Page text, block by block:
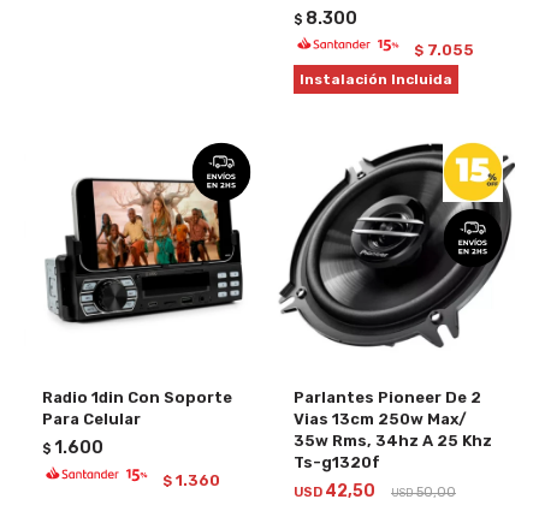
$ 8.300
$ 7.055
Instalación Incluida
Radio 1din Con Soporte
Para Celular
$ 1.600
$ 1.360
Parlantes Pioneer De 2
Vias 13cm 250w Max/
35w Rms, 34hz A 25 Khz
Ts-g1320f
USD 42,50 USD 50,00